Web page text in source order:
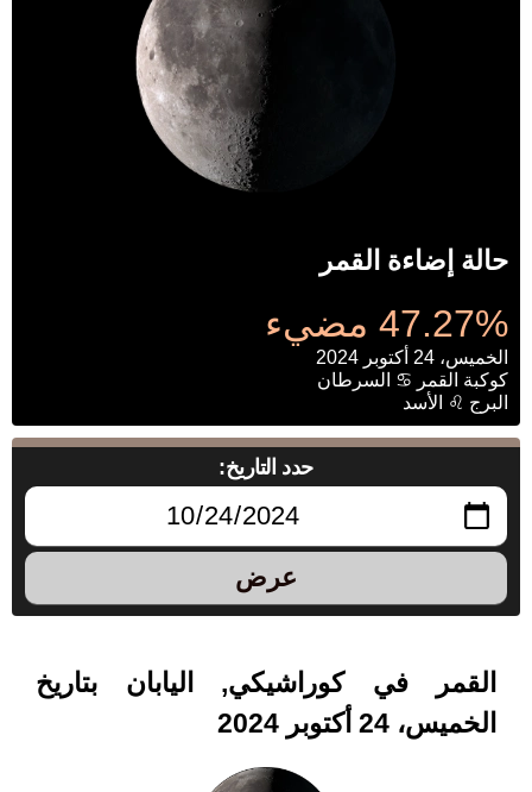
حالة إضاءة القمر
47.27% مضيء
الخميس، 24 أكتوبر 2024
كوكبة القمر ♋ السرطان
البرج ♌ الأسد
حدد التاريخ:
عرض
القمر في كوراشيكي, اليابان بتاريخ
الخميس، 24 أكتوبر 2024